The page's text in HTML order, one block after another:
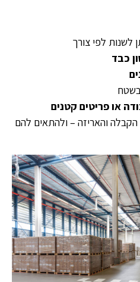
לשנות לפי צורך
כבד
בשטח
או פריטים קטנים
והאריזה – ולהתאים להם